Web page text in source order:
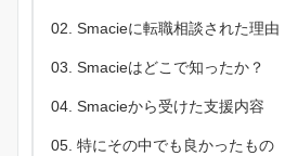
Smacieに転職相談された理由
Smacieはどこで知ったか？
Smacieから受けた支援内容
特にその中でも良かったもの